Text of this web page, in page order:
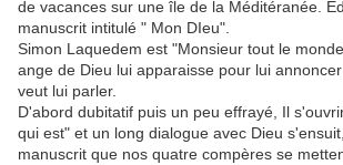
de vacances sur une île de la Méditéranée.
manuscrit intitulé " Mon DIeu".
Simon Laquedem est "Monsieur tout le
ange de Dieu lui apparaisse pour lui
veut lui parler.
D'abord dubitatif puis un peu effrayé, Il
qui est" et un long dialogue avec Dieu
manuscrit que nos quatre compères se